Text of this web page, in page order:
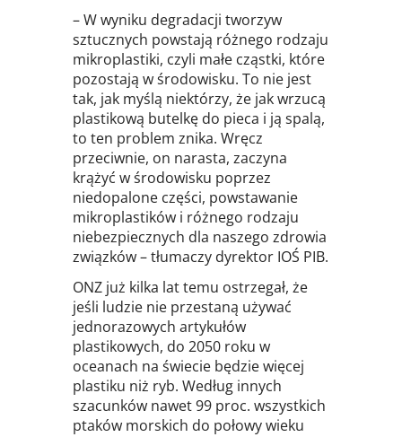
– W wyniku degradacji tworzyw
sztucznych powstają różnego rodzaju
mikroplastiki, czyli małe cząstki, które
pozostają w środowisku. To nie jest
tak, jak myślą niektórzy, że jak wrzucą
plastikową butelkę do pieca i ją spalą,
to ten problem znika. Wręcz
przeciwnie, on narasta, zaczyna
krążyć w środowisku poprzez
niedopalone części, powstawanie
mikroplastików i różnego rodzaju
niebezpiecznych dla naszego zdrowia
związków – tłumaczy dyrektor IOŚ PIB.
ONZ już kilka lat temu ostrzegał, że
jeśli ludzie nie przestaną używać
jednorazowych artykułów
plastikowych, do 2050 roku w
oceanach na świecie będzie więcej
plastiku niż ryb. Według innych
szacunków nawet 99 proc. wszystkich
ptaków morskich do połowy wieku